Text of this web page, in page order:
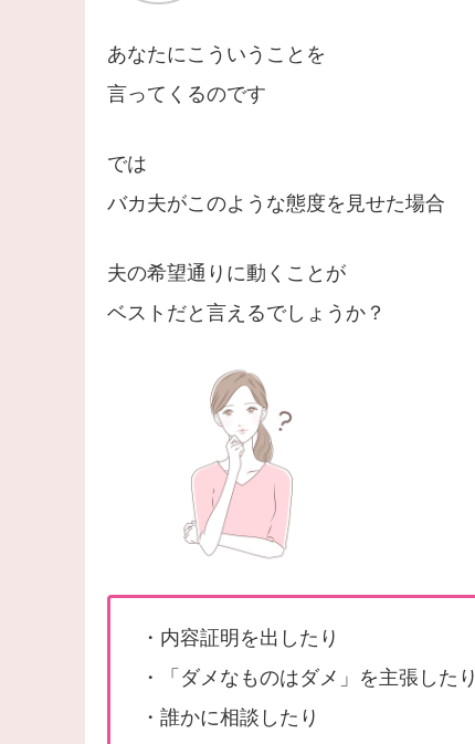
あなたにこういうことを
言ってくるのです
では
バカ夫がこのような態度を見せた場合
夫の希望通りに動くことが
ベストだと言えるでしょうか？
・内容証明を出したり
・「ダメなものはダメ」を主張したり
・誰かに相談したり